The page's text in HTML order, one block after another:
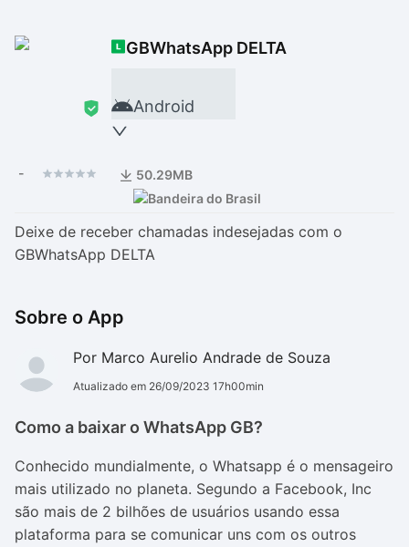
GBWhatsApp DELTA
Android
- 50.29MB
Deixe de receber chamadas indesejadas com o
GBWhatsApp DELTA
Sobre o App
Por Marco Aurelio Andrade de Souza
Atualizado em 26/09/2023 17h00min
Como a baixar o WhatsApp GB?
Conhecido mundialmente, o Whatsapp é o mensageiro
mais utilizado no planeta. Segundo a Facebook, Inc
são mais de 2 bilhões de usuários usando essa
plataforma para se comunicar uns com os outros